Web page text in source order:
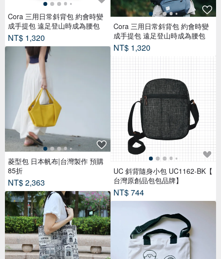
Cora 三用日常斜背包 約會時變
成手提包 遠足登山時成為腰包
NT$ 1,320
菱型包 日本帆布|台灣製作 預購
85折
NT$ 2,363
Cora 三用日常斜背包 約會時變
成手提包 遠足登山時成為腰包
NT$ 1,320
UC 斜背隨身小包 UC1162-BK【
台灣原創品包包品牌】
NT$ 744